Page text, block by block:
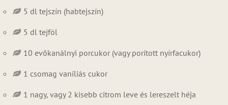
5 dl tejszín (habtejszín)
5 dl tejföl
10 evőkanálnyi porcukor (vagy porított nyírfacukor)
1 csomag vaníliás cukor
1 nagy, vagy 2 kisebb citrom leve és lereszelt héja